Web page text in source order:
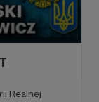
Realnej